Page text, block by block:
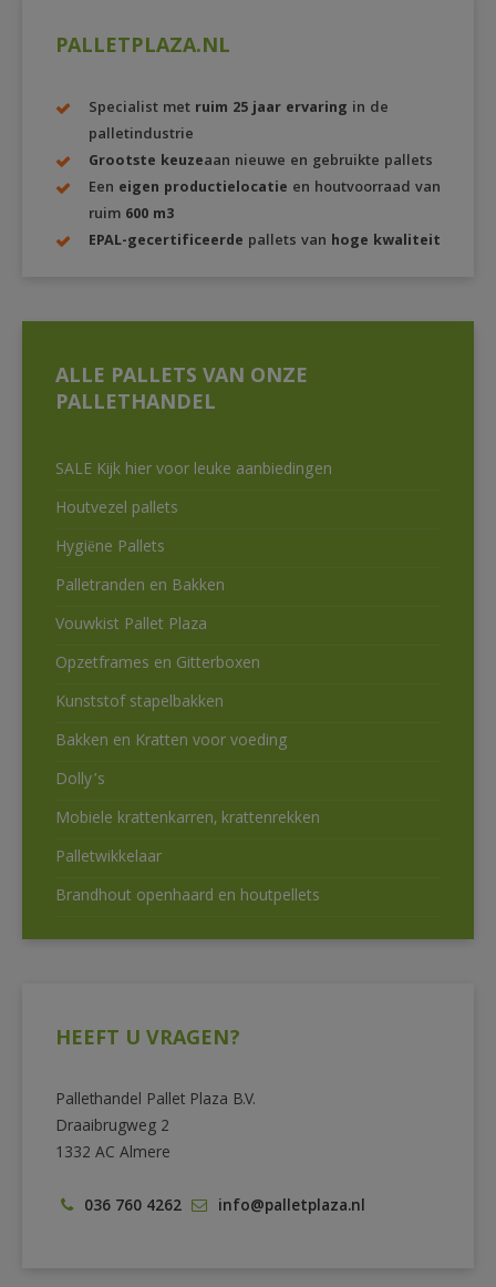
PALLETPLAZA.NL
Specialist met ruim 25 jaar ervaring in de
palletindustrie
Grootste keuzeaan nieuwe en gebruikte pallets
Een eigen productielocatie en houtvoorraad van
ruim 600 m3
EPAL-gecertificeerde pallets van hoge kwaliteit
ALLE PALLETS VAN ONZE
PALLETHANDEL
SALE Kijk hier voor leuke aanbiedingen
Houtvezel pallets
Hygiëne Pallets
Palletranden en Bakken
Vouwkist Pallet Plaza
Opzetframes en Gitterboxen
Kunststof stapelbakken
Bakken en Kratten voor voeding
Dolly’s
Mobiele krattenkarren, krattenrekken
Palletwikkelaar
Brandhout openhaard en houtpellets
HEEFT U VRAGEN?
Pallethandel Pallet Plaza B.V.
Draaibrugweg 2
1332 AC Almere
036 760 4262 info@palletplaza.nl